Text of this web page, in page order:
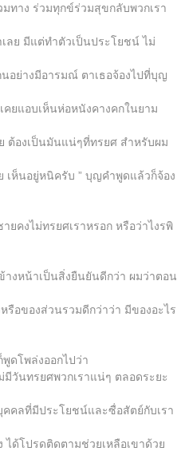
ทาง ร่วมทุกข์ร่วมสุขกลับพวกเรา
ลย มีแต่ทำตัวเป็นประโยชน์ ไม่
อย่างมีอารมณ์ ตาเธอจ้องไปที่บุญ
ยแอบเห็นห่อหนังคางคกในยาม
ต้องเป็นมันแน่ๆที่ทรยศ สำหรับผม
เห็นอยู่หนิครับ ” บุญคำพูดแล้วก็จ้อง
ยคงไม่ทรยศเราหรอก หรือว่าไงรพิ
างหน้าเป็นสิ่งยืนยันดีกว่า ผมว่าตอน
รือของส่วนรวมดีกว่าว่า มีของอะไร
ดโพล่งออกไปว่า
วันทรยศพวกเราแน่ๆ ตลอดระยะ
คคลที่มีประโยชน์และซื่อสัตย์กับเรา
ได้โปรดติดตามช่วยเหลือเขาด้วย